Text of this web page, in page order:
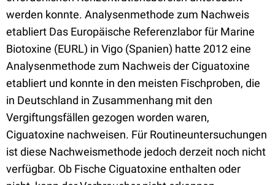
werden konnte. Analysenmethode zum Nachweis
etabliert Das Europäische Referenzlabor für Marine
Biotoxine (EURL) in Vigo (Spanien) hatte 2012 eine
Analysenmethode zum Nachweis der Ciguatoxine
etabliert und konnte in den meisten Fischproben, die
in Deutschland in Zusammenhang mit den
Vergiftungsfällen gezogen worden waren,
Ciguatoxine nachweisen. Für Routineuntersuchungen
ist diese Nachweismethode jedoch derzeit noch nicht
verfügbar. Ob Fische Ciguatoxine enthalten oder